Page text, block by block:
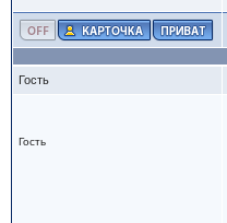
Гость
Гость